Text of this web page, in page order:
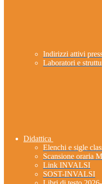
Indirizzi attivi
Laboratori e
Didattica
Elenchi e sigle
Scansione oraria
Link INVALSI
SOST-INVALSI